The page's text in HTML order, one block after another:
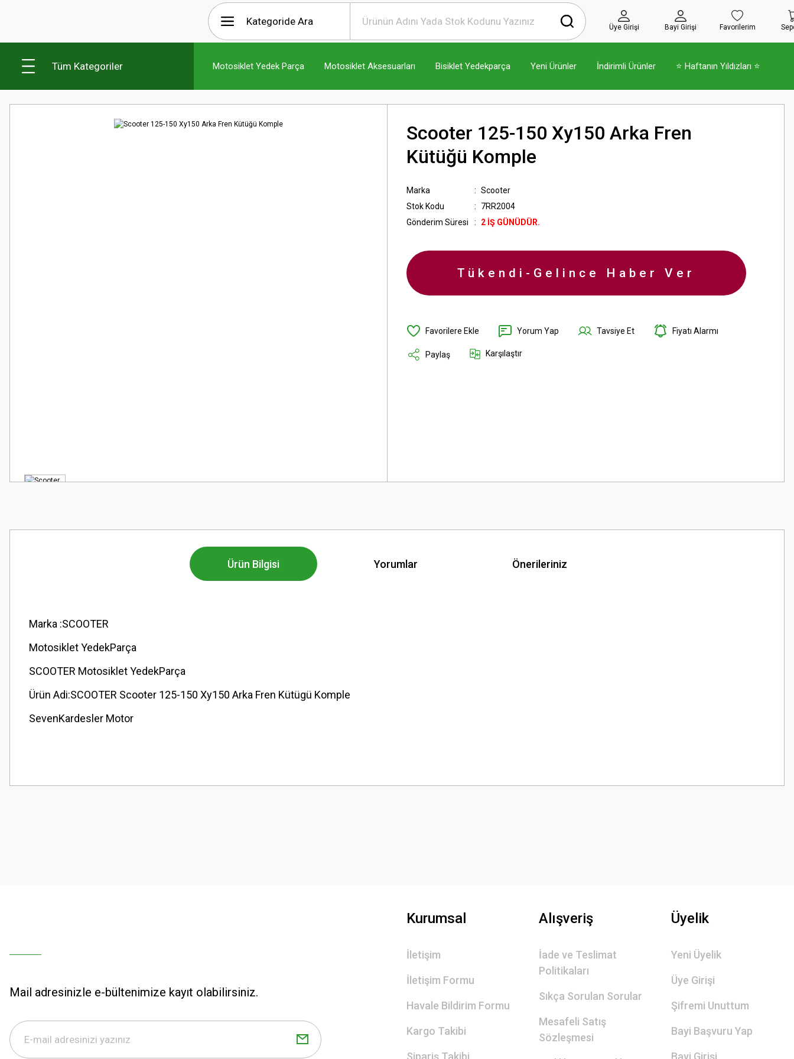
Üye Girişi Bayi Girişi Favorilerim
Tüm Kategoriler Motosiklet Yedek Parça Motosiklet Aksesuarları Bisiklet Yedekparça Yeni Ürünler İndirimli Ürünler ⭐ Haftanın Yıldızları ⭐
Scooter 125-150 Xy150 Arka Fren
Kütüğü Komple
Marka
Scooter
Stok Kodu
7RR2004
Gönderim Süresi
2 İŞ GÜNÜDÜR.
Tükendi-Gelince Haber Ver
Yorum Yap Tavsiye Et Fiyatı Alarmı
Paylaş Karşılaştır
Ürün Bilgisi Yorumlar Önerileriniz
Marka :SCOOTER
Motosiklet YedekParça
SCOOTER Motosiklet YedekParça
Ürün Adi:SCOOTER Scooter 125-150 Xy150 Arka Fren Kütügü Komple
SevenKardesler Motor
Görüş ve önerileriniz için teşekkür ederiz.
Gönder
Mail adresinizle e-bültenimize kayıt olabilirsiniz.
Kurumsal
İletişim
İletişim Formu
Havale Bildirim Formu
Kargo Takibi
Sipariş Takibi
Alışveriş
İade ve Teslimat
Politikaları
Sıkça Sorulan Sorular
Mesafeli Satış
Sözleşmesi
Üyelik
Yeni Üyelik
Üye Girişi
Şifremi Unuttum
Bayi Başvuru Yap
Bayi Girişi